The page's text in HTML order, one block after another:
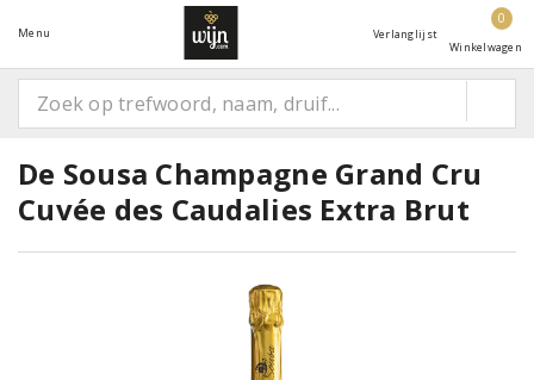
Menu Verlanglijst
0
Winkelwagen
De Sousa Champagne Grand Cru
Cuvée des Caudalies Extra Brut